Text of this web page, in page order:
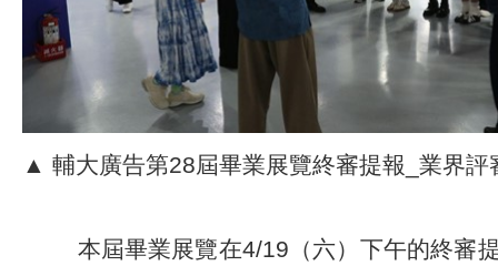
▲ 輔大廣告第28屆畢業展覽終審提報_業界評
本屆畢業展覽在4/19（六）下午的終審提